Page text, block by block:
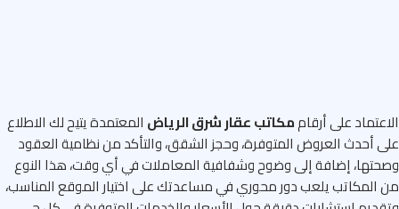
على أرقاممكاتب عقار شرق الرياضالمعتمدة يتيح لك الاطلاع
أحدث العروض المتوفرة، وحجز الشقق، والتأكد من نظامية العقود
إضافة إلى وضوح وشفافية المعاملات في أي وقت، هذا النوع
يلعب دور محوري في مساعدتك على اختيار الموقع المناسب،